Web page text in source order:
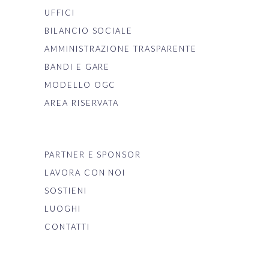
UFFICI
BILANCIO SOCIALE
AMMINISTRAZIONE TRASPARENTE
BANDI E GARE
MODELLO OGC
AREA RISERVATA
PARTNER E SPONSOR
LAVORA CON NOI
SOSTIENI
LUOGHI
CONTATTI